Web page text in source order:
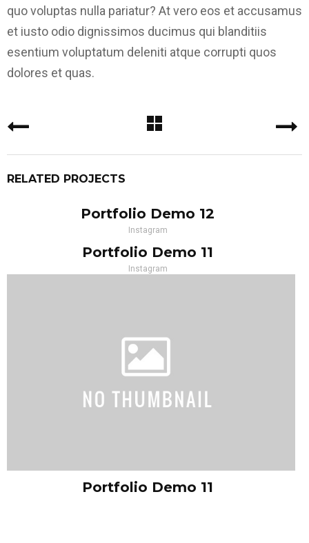
quo voluptas nulla pariatur? At vero eos et accusamus
et iusto odio dignissimos ducimus qui blanditiis
esentium voluptatum deleniti atque corrupti quos
dolores et quas.
RELATED PROJECTS
Portfolio Demo 12
Instagram
Portfolio Demo 11
Instagram
Portfolio Demo 11